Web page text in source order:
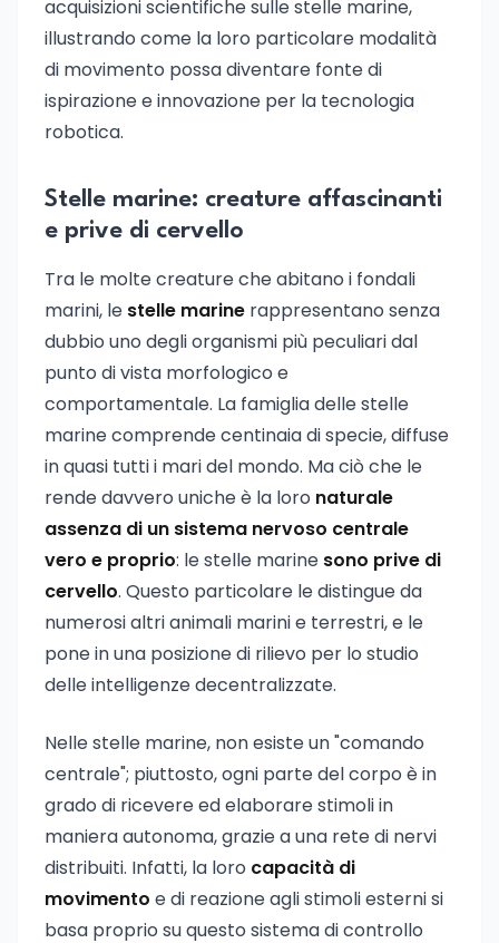
acquisizioni scientifiche sulle stelle marine,
illustrando come la loro particolare modalità
di movimento possa diventare fonte di
ispirazione e innovazione per la tecnologia
robotica.
Stelle marine: creature affascinanti
e prive di cervello
Tra le molte creature che abitano i fondali
marini, le stelle marine rappresentano senza
dubbio uno degli organismi più peculiari dal
punto di vista morfologico e
comportamentale. La famiglia delle stelle
marine comprende centinaia di specie, diffuse
in quasi tutti i mari del mondo. Ma ciò che le
rende davvero uniche è la loro naturale
assenza di un sistema nervoso centrale
vero e proprio: le stelle marine sono prive di
cervello. Questo particolare le distingue da
numerosi altri animali marini e terrestri, e le
pone in una posizione di rilievo per lo studio
delle intelligenze decentralizzate.
Nelle stelle marine, non esiste un "comando
centrale"; piuttosto, ogni parte del corpo è in
grado di ricevere ed elaborare stimoli in
maniera autonoma, grazie a una rete di nervi
distribuiti. Infatti, la loro capacità di
movimento e di reazione agli stimoli esterni si
basa proprio su questo sistema di controllo